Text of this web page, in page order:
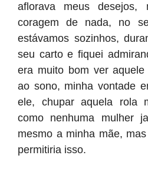
aflorava meus
coragem de nada, no
estávamos sozinhos,
seu carto e fiquei
era muito bom ver
ao sono, minha vontade
ele, chupar aquela rola
como nenhuma mulher
mesmo a minha mãe,
permitiria isso.